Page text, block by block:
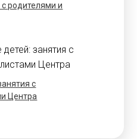
родителями и
с
Центра